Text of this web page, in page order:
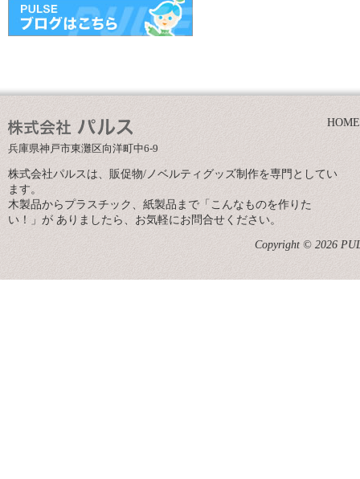
兵庫県神戸市東灘区向洋町中6-9
HOME
株式会社パルスは、販促物/ノベルティグッズ制作を専門としてい
ます。
木製品からプラスチック、紙製品まで「こんなものを作りた
い！」が ありましたら、お気軽にお問合せください。
Copyright © 2026